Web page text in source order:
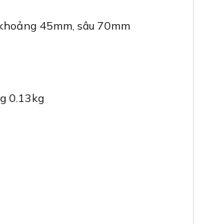
45mm, sâu 70mm
0.13kg